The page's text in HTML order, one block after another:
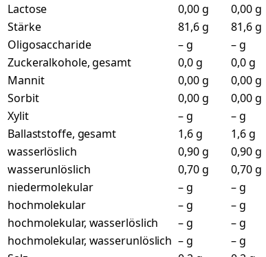
Lactose
0,00 g
0,00 g
Stärke
81,6 g
81,6 g
Oligosaccharide
– g
– g
Zuckeralkohole, gesamt
0,0 g
0,0 g
Mannit
0,00 g
0,00 g
Sorbit
0,00 g
0,00 g
Xylit
– g
– g
Ballaststoffe, gesamt
1,6 g
1,6 g
wasserlöslich
0,90 g
0,90 g
wasserunlöslich
0,70 g
0,70 g
niedermolekular
– g
– g
hochmolekular
– g
– g
hochmolekular, wasserlöslich
– g
– g
hochmolekular, wasserunlöslich – g
– g